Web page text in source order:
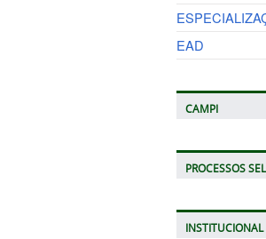
EAD
CAMPI
PROCESSOS
INSTITUCIONAL